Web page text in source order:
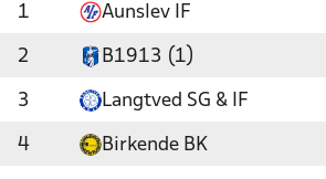
1 Aunslev IF
2 B1913 (1)
3 Langtved SG & IF
4 Birkende BK